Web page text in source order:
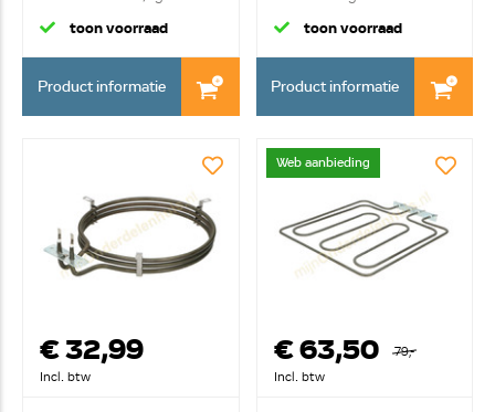
toon voorraad
Product informatie
16...
toon voorraad
Product informatie
€ 32,99
Incl. btw
Web aanbieding
€ 63,50
79,-
Incl. btw